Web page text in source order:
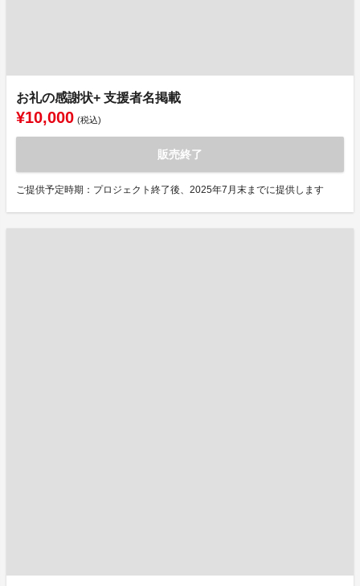
お礼の感謝状+ 支援者名掲載
¥10,000 (税込)
販売終了
ご提供予定時期：プロジェクト終了後、2025年7月末までに提供します